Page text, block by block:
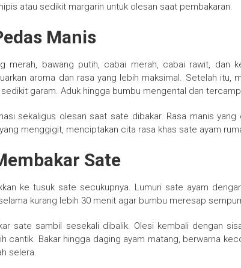
atau sedikit margarin untuk olesan saat pembakaran.
Manis
merah, bawang putih, cabai merah, cabai rawit, dan
aroma dan rasa yang lebih maksimal. Setelah itu,
garam. Aduk hingga bumbu mengental dan
sekaligus olesan saat sate dibakar. Rasa manis yang
menggigit, menciptakan cita rasa khas sate ayam
Sate
ke tusuk sate secukupnya. Lumuri sate ayam
kurang lebih 30 menit agar bumbu meresap
sate sambil sesekali dibalik. Olesi kembali dengan
cantik. Bakar hingga daging ayam matang, berwarna
selera.